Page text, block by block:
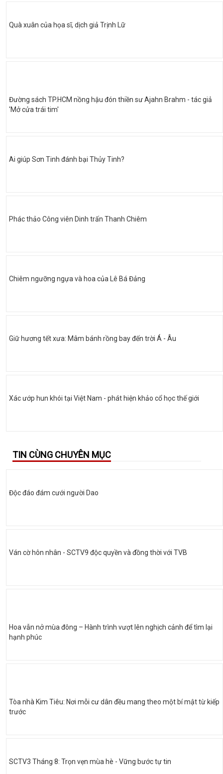
Quà xuân của họa sĩ, dịch giả Trịnh Lữ
Đường sách TP.HCM nồng hậu đón thiền sư Ajahn Brahm - tác giả
'Mở cửa trái tim'
Ai giúp Sơn Tinh đánh bại Thủy Tinh?
Phác thảo Công viên Dinh trấn Thanh Chiêm
Chiêm ngưỡng ngựa và hoa của Lê Bá Đảng
Giữ hương tết xưa: Mâm bánh rồng bay đến trời Á - Âu
Xác ướp hun khói tại Việt Nam - phát hiện khảo cổ học thế giới
TIN CÙNG CHUYÊN MỤC
Độc đáo đám cưới người Dao
Ván cờ hôn nhân - SCTV9 độc quyền và đồng thời với TVB
Hoa vẫn nở mùa đông – Hành trình vượt lên nghịch cảnh để tìm lại
hạnh phúc
Tòa nhà Kim Tiêu: Nơi mỗi cư dân đều mang theo một bí mật từ kiếp
trước
SCTV3 Tháng 8: Trọn vẹn mùa hè - Vững bước tự tin